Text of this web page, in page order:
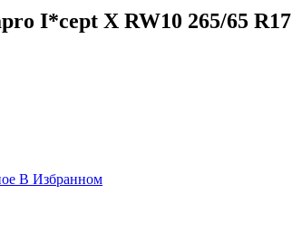
I*cept X RW10 265/65 R17
В Избранном